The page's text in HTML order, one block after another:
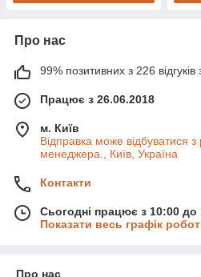
Про нас
99% позитивних з 226 відгуків
Працює з 26.06.2018
м. Київ
Відправка може відбуватися з
менеджера., Київ, Україна
Контакти
Сьогодні працює з 10:00 до
Показати весь графік
Про нас